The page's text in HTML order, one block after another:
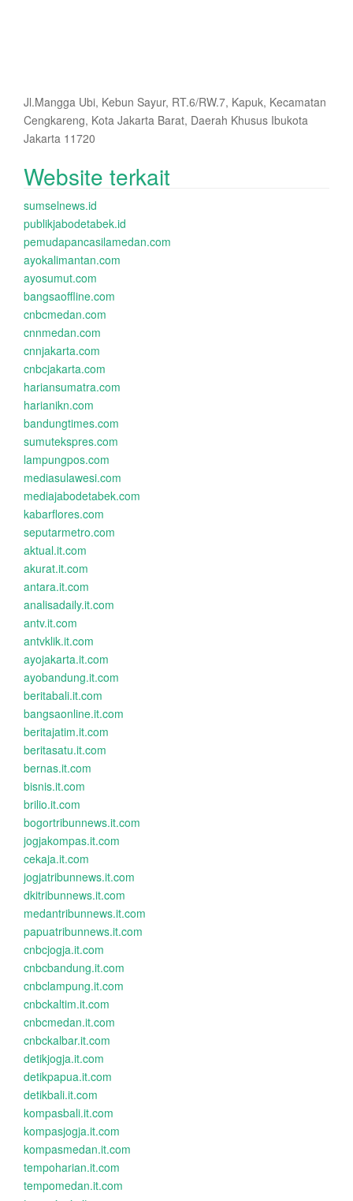
Jl.Mangga Ubi, Kebun Sayur, RT.6/RW.7, Kapuk, Kecamatan
Cengkareng, Kota Jakarta Barat, Daerah Khusus Ibukota
Jakarta 11720
Website terkait
sumselnews.id
publikjabodetabek.id
pemudapancasilamedan.com
ayokalimantan.com
ayosumut.com
bangsaoffline.com
cnbcmedan.com
cnnmedan.com
cnnjakarta.com
cnbcjakarta.com
hariansumatra.com
harianikn.com
bandungtimes.com
sumutekspres.com
lampungpos.com
mediasulawesi.com
mediajabodetabek.com
kabarflores.com
seputarmetro.com
aktual.it.com
akurat.it.com
antara.it.com
analisadaily.it.com
antv.it.com
antvklik.it.com
ayojakarta.it.com
ayobandung.it.com
beritabali.it.com
bangsaonline.it.com
beritajatim.it.com
beritasatu.it.com
bernas.it.com
bisnis.it.com
brilio.it.com
bogortribunnews.it.com
jogjakompas.it.com
cekaja.it.com
jogjatribunnews.it.com
dkitribunnews.it.com
medantribunnews.it.com
papuatribunnews.it.com
cnbcjogja.it.com
cnbcbandung.it.com
cnbclampung.it.com
cnbckaltim.it.com
cnbcmedan.it.com
cnbckalbar.it.com
detikjogja.it.com
detikpapua.it.com
detikbali.it.com
kompasbali.it.com
kompasjogja.it.com
kompasmedan.it.com
tempoharian.it.com
tempomedan.it.com